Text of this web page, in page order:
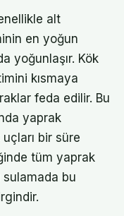
alt
en yoğun
yoğunlaşır. Kök
kısmaya
feda edilir. Bu
yaprak
bir süre
tüm yaprak
sulamada bu